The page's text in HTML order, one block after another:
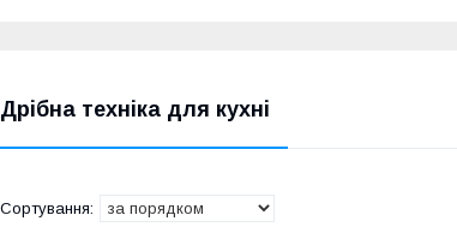
Дрібна техніка для кухні